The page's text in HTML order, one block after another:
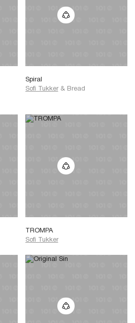
Spiral
Sofi Tukker & Bread
TROMPA
Sofi Tukker